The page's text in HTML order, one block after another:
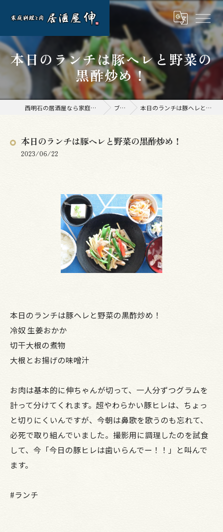
本日のランチは豚ヘレと野菜の
黒酢炒め！
西明石の居酒屋なら家庭料理と肉 居酒屋 伸 ブログ 本日のランチは豚ヘレと野菜の黒酢炒め！
本日のランチは豚ヘレと野菜の黒酢炒め！
2023/06/22
本日のランチは豚ヘレと野菜の黒酢炒め！
冷奴 生姜おかか
切干大根の煮物
大根とお揚げの味噌汁
お肉は基本的に伸ちゃんが切って、一人分ずつグラムを
計って分けてくれます。超やわらかい豚ヒレは、ちょっ
と切りにくいんですが、今朝は鼻歌を歌うのも忘れて、
必死で取り組んでいました。撮影用に調理したのを試食
して、今「今日の豚ヒレは歯いらんでー！！」と叫んで
ます。
#ランチ